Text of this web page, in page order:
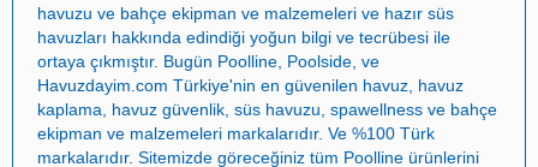
havuzu ve bahçe ekipman ve malzemeleri ve hazır süs
havuzları hakkında edindiği yoğun bilgi ve tecrübesi ile
ortaya çıkmıştır. Bugün Poolline Poolside , ve
Havuzdayim.com Türkiye'nin en güvenilen havuz havuz
kaplama
havuz güvenlik süs havuzu spawellness ve bahçe
ekipman ve malzemeleri markalarıdır. Ve %100 Türk
markalarıdır. Sitemizde göreceğiniz tüm Poolline ürünlerini